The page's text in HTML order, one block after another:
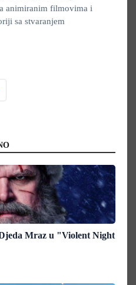
animiranim filmovima i
sa stvaranjem
Mraz u "Violent Night